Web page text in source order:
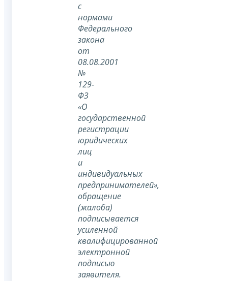
с
нормами
Федерального
закона
от
08.08.2001
№
129-
ФЗ
«О
государственной
регистрации
юридических
лиц
и
индивидуальных
предпринимателей»,
обращение
(жалоба)
подписывается
усиленной
квалифицированной
электронной
подписью
заявителя.